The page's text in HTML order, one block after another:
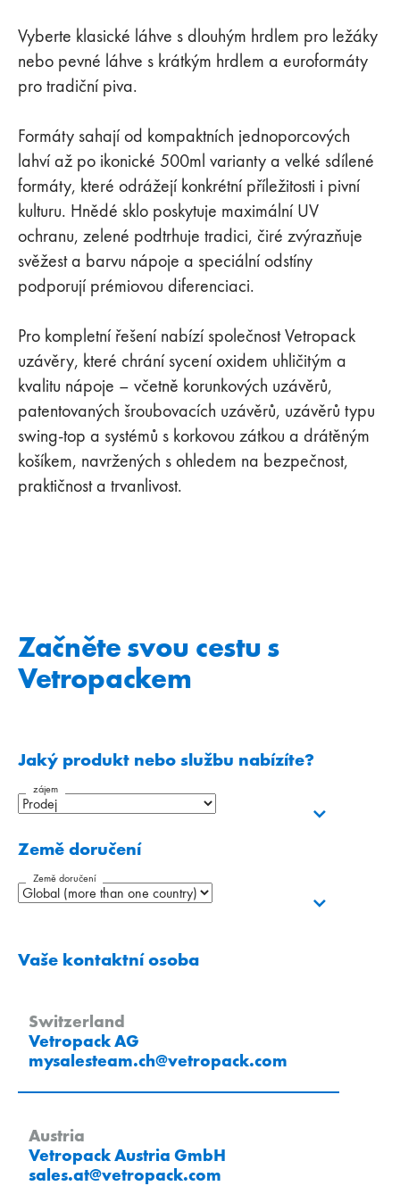
Vyberte klasické láhve s dlouhým hrdlem pro ležáky
nebo pevné láhve s krátkým hrdlem a euroformáty
pro tradiční piva.
Formáty sahají od kompaktních jednoporcových
lahví až po ikonické 500ml varianty a velké sdílené
formáty, které odrážejí konkrétní příležitosti i pivní
kulturu. Hnědé sklo poskytuje maximální UV
ochranu, zelené podtrhuje tradici, čiré zvýrazňuje
svěžest a barvu nápoje a speciální odstíny
podporují prémiovou diferenciaci.
Pro kompletní řešení nabízí společnost Vetropack
uzávěry, které chrání sycení oxidem uhličitým a
kvalitu nápoje – včetně korunkových uzávěrů,
patentovaných šroubovacích uzávěrů, uzávěrů typu
swing-top a systémů s korkovou zátkou a drátěným
košíkem, navržených s ohledem na bezpečnost,
praktičnost a trvanlivost.
Začněte svou cestu s
Vetropackem
Jaký produkt nebo službu nabízíte?
zájem
Země doručení
Země doručení
Vaše kontaktní osoba
Switzerland
Vetropack AG
mysalesteam.ch@vetropack.com
Austria
Vetropack Austria GmbH
sales.at@vetropack.com